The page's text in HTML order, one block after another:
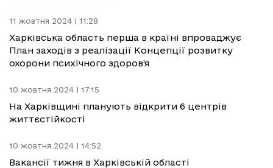
11 жовтня 2024 | 11:28
Харківська область перша в країні впроваджує
План заходів з реалізації Концепції розвитку
охорони психічного здоров’я
10 жовтня 2024 | 17:15
На Харківщині планують відкрити 6 центрів
життєстійкості
10 жовтня 2024 | 14:52
Вакансії тижня в Харківській області